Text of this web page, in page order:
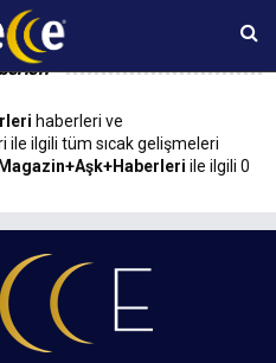
Pazar 05:20
haberleri ve
ilgili tüm sıcak gelişmeleri
Magazin+Aşk+Haberleri ile ilgili 0